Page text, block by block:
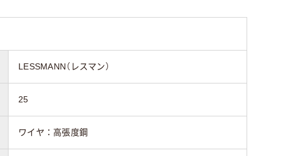
LESSMANN（レスマン）
25
ワイヤ：高張度鋼